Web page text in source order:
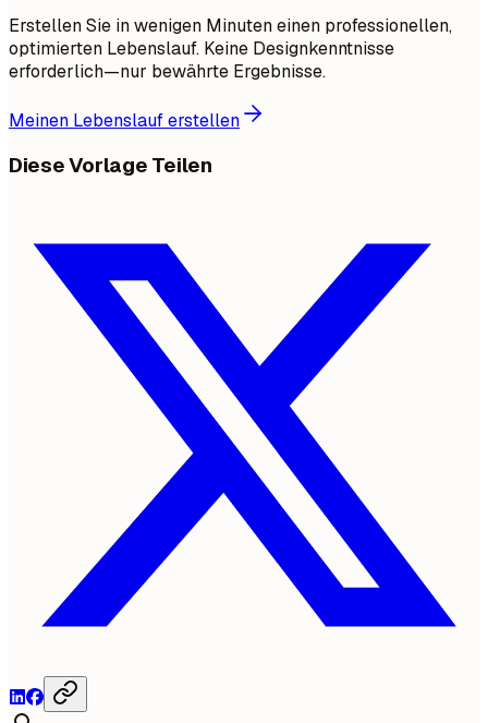
Erstellen Sie in wenigen Minuten einen professionellen,
optimierten Lebenslauf. Keine Designkenntnisse
erforderlich—nur bewährte Ergebnisse.
Meinen Lebenslauf erstellen
Diese Vorlage Teilen